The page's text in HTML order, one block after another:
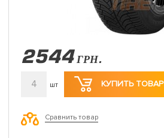
2544 ГРН.
4 шт КУПИТЬ ТОВАР
Сравнить товар